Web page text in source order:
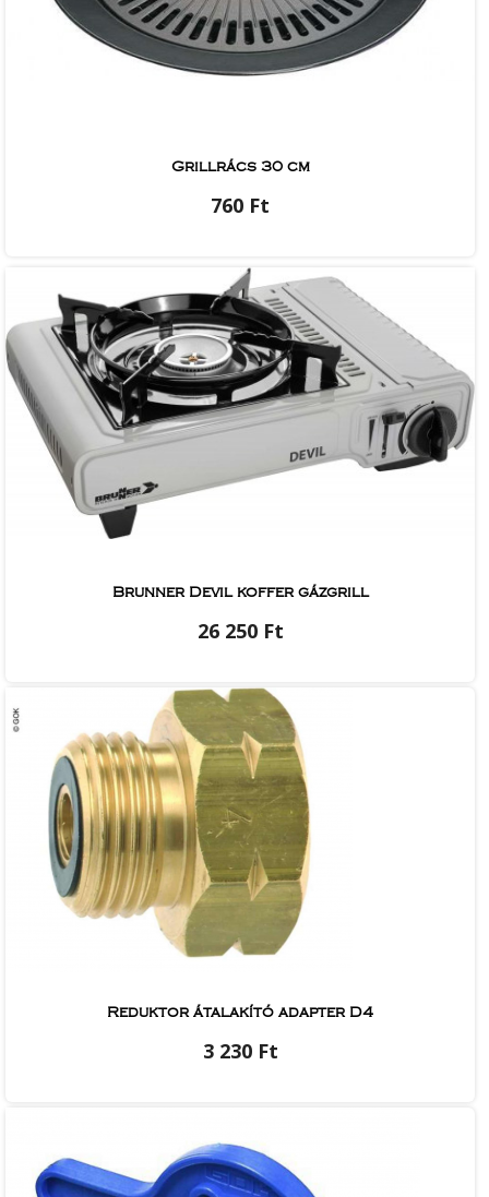
Grillrács 30 cm
760 Ft
Brunner Devil koffer gázgrill
26 250 Ft
Reduktor átalakító adapter D4
3 230 Ft